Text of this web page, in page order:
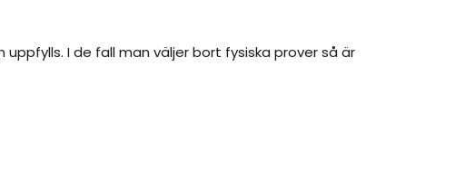
I de fall man väljer bort fysiska prover så är